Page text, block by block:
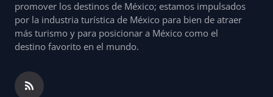
promover los destinos de México; estamos impulsados
por la industria turística de México para bien de atraer
más turismo y para posicionar a México como el
destino favorito en el mundo.